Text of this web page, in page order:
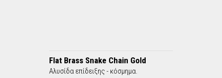
Flat Brass Snake Chain Gold
Αλυσίδα επίδειξης - κόσμημα.